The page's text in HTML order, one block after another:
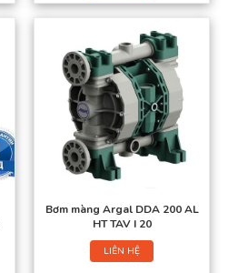
Bơm màng Argal DDA 200 AL
HT TAV I 20
LIÊN HỆ